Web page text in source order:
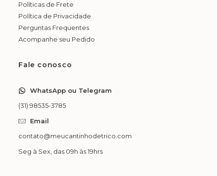
Políticas de Frete
Política de Privacidade
Perguntas Frequentes
Acompanhe seu Pedido
Fale conosco
WhatsApp ou Telegram
(31) 98535-3785
Email
contato@meucantinhodetrico.com
Seg à Sex, das 09h às 19hrs